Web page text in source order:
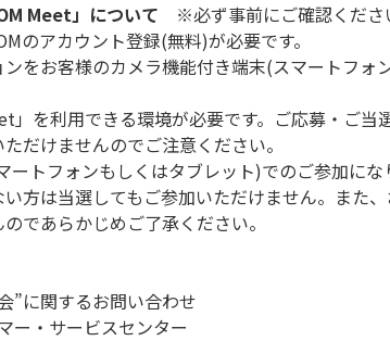
Meet」について ※必ず事前にご確認くださ
のアカウント登録(無料)が必要です。
をお客様のカメラ機能付き端末(スマートフォ
」を利用できる環境が必要です。ご応募・ご当
だけませんのでご注意ください。
トフォンもしくはタブレット)でのご参加に
方は当選してもご参加いただけません。また
であらかじめご了承ください。
”に関するお問い合わせ
ー・サービスセンター